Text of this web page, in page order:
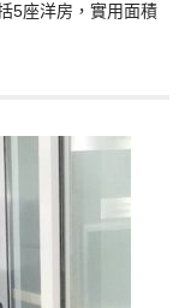
5座洋房，實用面積